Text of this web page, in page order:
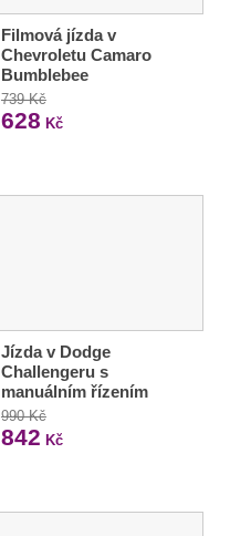
Filmová jízda v
Chevroletu Camaro
Bumblebee
739 Kč
628 Kč
Jízda v Dodge
Challengeru s
manuálním řízením
990 Kč
842 Kč